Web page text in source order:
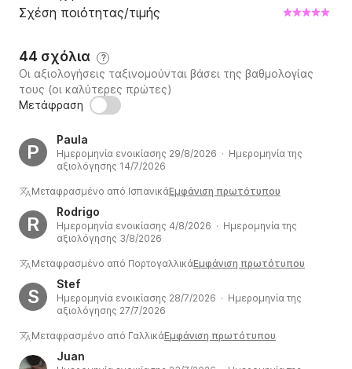
Σχέση ποιότητας/τιμής
44 σχόλια ?
Οι αξιολογήσεις ταξινομούνται βάσει της βαθμολογίας
τους (οι καλύτερες πρώτες)
Μετάφραση
P
Paula
Ημερομηνία ενοικίασης 29/8/2026 · Ημερομηνία της
αξιολόγησης 14/7/2026
Μεταφρασμένο από ΙσπανικάΕμφάνιση πρωτότυπου
R
Rodrigo
Ημερομηνία ενοικίασης 4/8/2026 · Ημερομηνία της
αξιολόγησης 3/8/2026
Μεταφρασμένο από ΠορτογαλλικάΕμφάνιση πρωτότυπου
S
Stef
Ημερομηνία ενοικίασης 28/7/2026 · Ημερομηνία της
αξιολόγησης 27/7/2026
Μεταφρασμένο από ΓαλλικάΕμφάνιση πρωτότυπου
Juan